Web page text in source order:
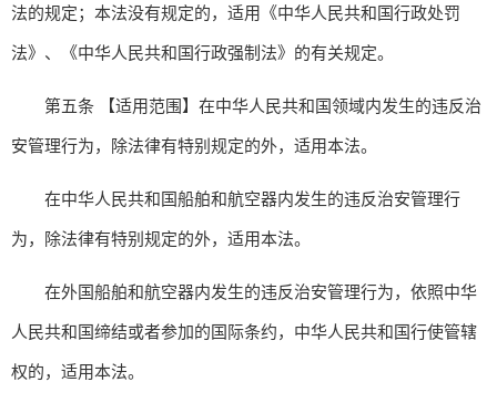
法的规定；本法没有规定的，适用《中华人民共和国行政处罚
法》、《中华人民共和国行政强制法》的有关规定。
第五条 【适用范围】在中华人民共和国领域内发生的违反治
安管理行为，除法律有特别规定的外，适用本法。
在中华人民共和国船舶和航空器内发生的违反治安管理行
为，除法律有特别规定的外，适用本法。
在外国船舶和航空器内发生的违反治安管理行为，依照中华
人民共和国缔结或者参加的国际条约，中华人民共和国行使管辖
权的，适用本法。